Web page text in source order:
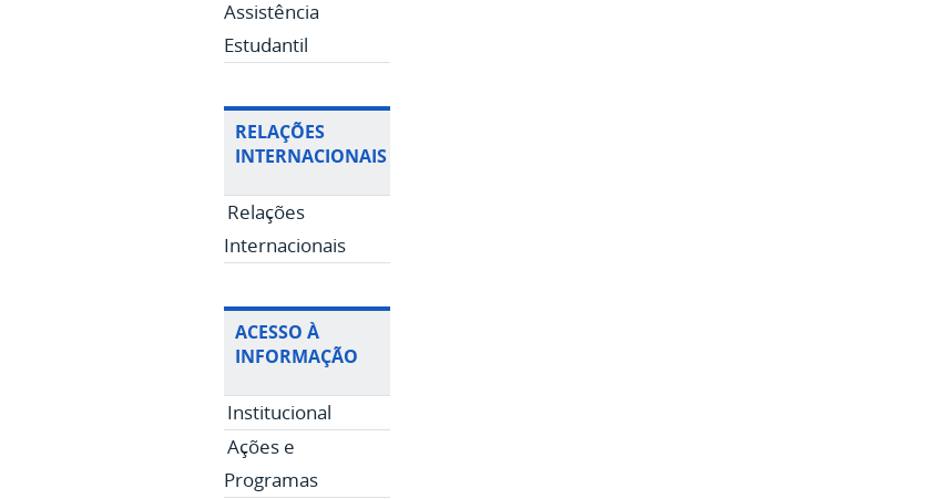
Assistência
Estudantil
RELAÇÕES
INTERNACIONAIS
Relações
Internacionais
ACESSO À
INFORMAÇÃO
Institucional
Ações e
Programas